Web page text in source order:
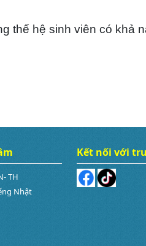
thế hệ sinh viên có khả
TH
Nhật
Kết nối với